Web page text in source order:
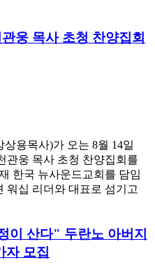
웅 목사 초청 찬양집회
용목사)가 오는 8월 14일
관웅 목사 초청 찬양집회를
한국 뉴사운드교회를 담임
워십 리더와 대표로 섬기고
이 산다" 두란노 아버지
자 모집